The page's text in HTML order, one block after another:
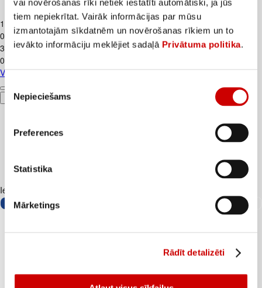
vai novērošanas rīki netiek iestatīti automātiski, ja jūs
tiem nepiekrītat. Vairāk informācijas par mūsu
izmantotajām sīkdatnēm un novērošanas rīkiem un to
ievākto informāciju meklējiet sadaļā Privātuma politika.
Piekrišanas
izvēle
Nepieciešams
Preferences
Statistika
Mārketings
Rādīt detalizēti
Vienr.skuvekļi BIC 3 SENSITIVE 4gab.
1
99€
0,5€/gab.
3
49€
0,87€/gab.
Vienr.skuvekļi BIC 3 SENSITIVE 4gab.
Pievienot
Iesakām ar